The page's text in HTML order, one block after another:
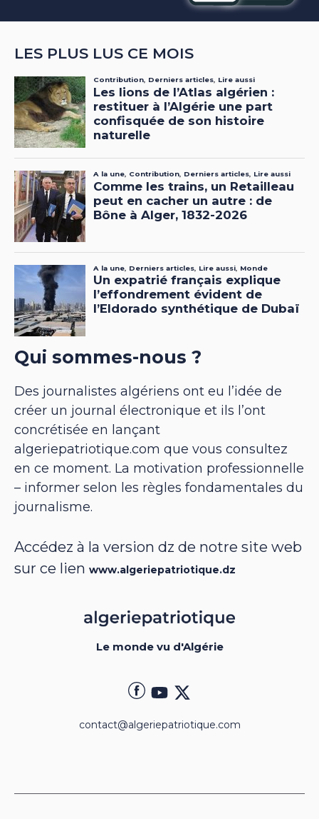
LES PLUS LUS CE MOIS
Qui sommes-nous ?
Des journalistes algériens ont eu l’idée de
créer un journal électronique et ils l’ont
concrétisée en lançant
algeriepatriotique.com que vous consultez
en ce moment. La motivation professionnelle
– informer selon les règles fondamentales du
journalisme.
Accédez à la version dz de notre site web
sur ce lien www.algeriepatriotique.dz
Le monde vu d'Algérie
contact@algeriepatriotique.com